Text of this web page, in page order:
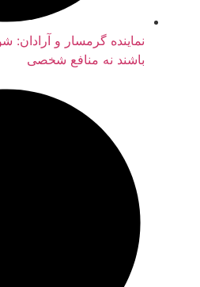
نماینده گرمسار و آرادان: شوراها
باشند نه منافع شخصی